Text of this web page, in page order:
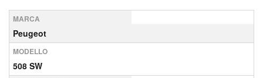
MARCA
Peugeot
MODELLO
508 SW